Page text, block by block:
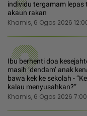
individu tergamam lepas
akaun rakan
Khamis, 6 Ogos 2026
2
Ibu berhenti doa
masih ‘dendam’ anak
bawa kek ke sekolah -
kalau menyusahkan?”
Khamis, 6 Ogos 2026 7:00